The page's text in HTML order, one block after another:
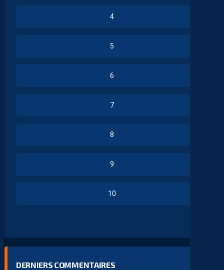
4
5
6
7
8
9
10
DERNIERS COMMENTAIRES